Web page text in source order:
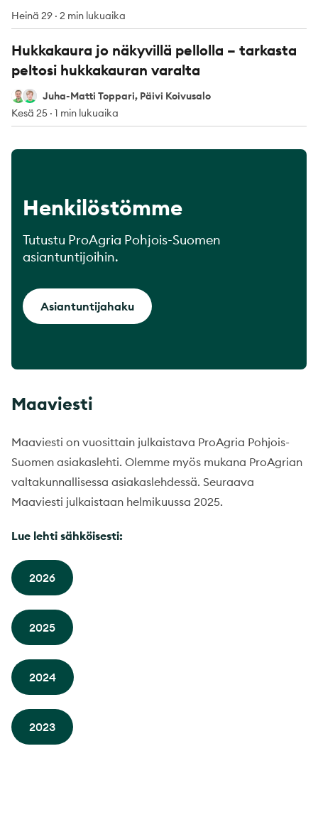
Heinä 29 · 2 min lukuaika
Hukkakaura jo näkyvillä pellolla – tarkasta
peltosi hukkakauran varalta
Juha-Matti Toppari
Päivi Koivusalo
Juha-Matti Toppari, Päivi Koivusalo
Kesä 25 · 1 min lukuaika
Henkilöstömme
Tutustu ProAgria Pohjois-Suomen
asiantuntijoihin.
Asiantuntijahaku
Maaviesti
Maaviesti on vuosittain julkaistava ProAgria Pohjois-
Suomen asiakaslehti. Olemme myös mukana ProAgrian
valtakunnallisessa asiakaslehdessä. Seuraava
Maaviesti julkaistaan helmikuussa 2025.
Lue lehti sähköisesti:
2026
2025
2024
2023